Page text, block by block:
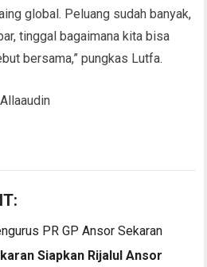
global. Peluang sudah banyak,
tinggal bagaimana kita bisa
bersama,” pungkas Lutfa.
Siapkan Rijalul Ansor